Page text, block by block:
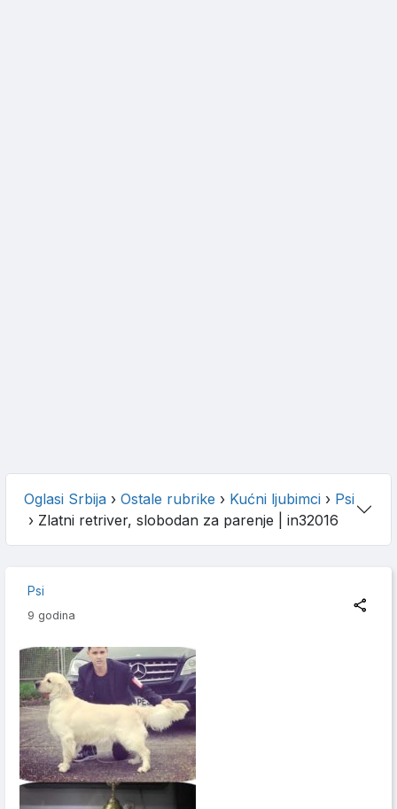
Oglasi Srbija › Ostale rubrike › Kućni ljubimci › Psi
› Zlatni retriver, slobodan za parenje | in32016
Psi
9 godina